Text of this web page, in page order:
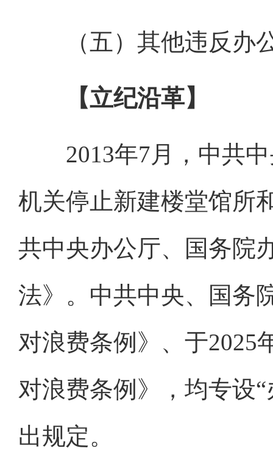
（五）其他违反办公
【立纪沿革】
2013年7月，中共中
机关停止新建楼堂馆所
共中央办公厅、国务院
法》。中共中央、国务
对浪费条例》、于2025
对浪费条例》，均专设
出规定。